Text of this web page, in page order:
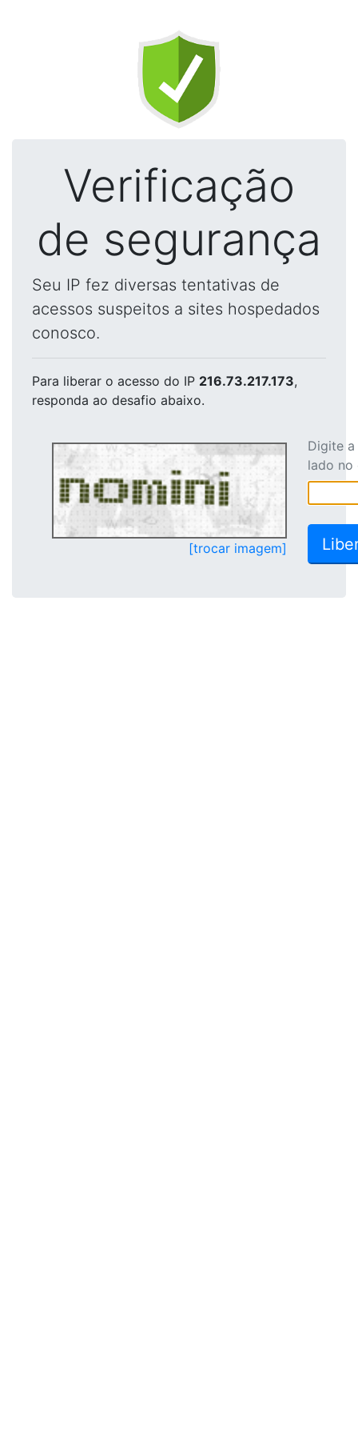
Verificação
de segurança
Seu IP fez diversas tentativas de
acessos suspeitos a sites hospedados
conosco.
Para liberar o acesso do IP 216.73.217.173,
responda ao desafio abaixo.
[trocar imagem]
Digite
lado no